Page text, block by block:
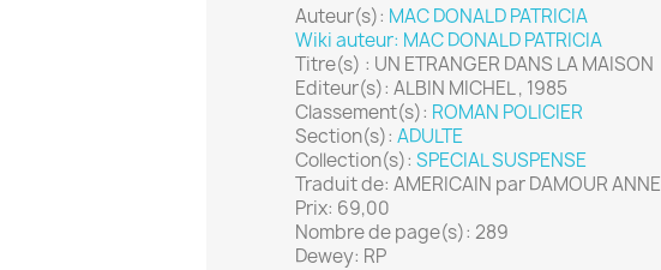
Auteur(s): MAC DONALD PATRICIA
Wiki auteur: MAC DONALD PATRICIA
Titre(s) : UN ETRANGER DANS LA MAISON
Editeur(s): ALBIN MICHEL , 1985
Classement(s): ROMAN POLICIER
Section(s): ADULTE
Collection(s): SPECIAL SUSPENSE
Traduit de: AMERICAIN par DAMOUR ANNE
Prix: 69,00
Nombre de page(s): 289
Dewey: RP